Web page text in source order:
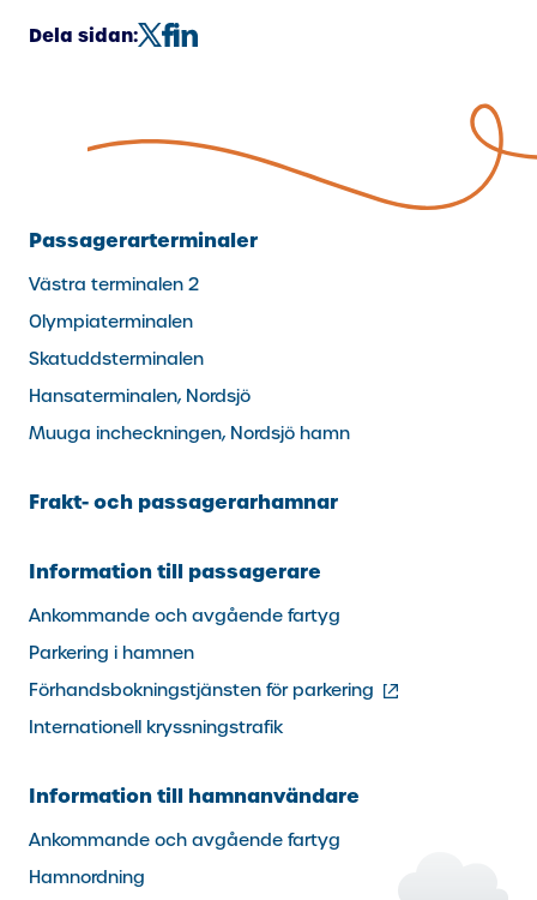
Dela sidan:
Passagerarterminaler
Västra terminalen 2
Olympiaterminalen
Skatuddsterminalen
Hansaterminalen, Nordsjö
Muuga incheckningen, Nordsjö hamn
Frakt- och passagerarhamnar
Information till passagerare
Ankommande och avgående fartyg
Parkering i hamnen
Förhandsbokningstjänsten för parkering (extern
länk)
Internationell kryssningstrafik
Information till hamnanvändare
Ankommande och avgående fartyg
Hamnordning